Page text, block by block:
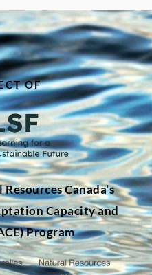
OF
Canada’s
Capacity and
Program